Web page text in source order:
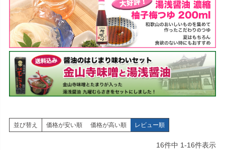
並び替え 価格が安い順 価格が高い順 レビュー順
16件中 1-16件表示